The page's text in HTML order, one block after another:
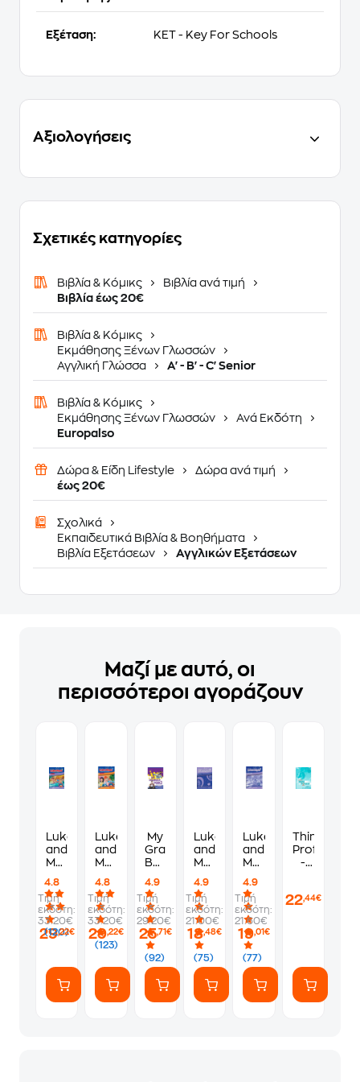
Εξέταση: KET - Key For Schools
Αξιολογήσεις
Σχετικές κατηγορίες
Βιβλία & Κόμικς
Βιβλία ανά τιμή
Βιβλία έως 20€
Βιβλία & Κόμικς
Εκμάθησης Ξένων Γλωσσών
Αγγλική Γλώσσα
A' - B' - C' Senior
Βιβλία & Κόμικς
Εκμάθησης Ξένων Γλωσσών
Ανά Εκδότη
Europalso
Δώρα & Είδη Lifestyle
Δώρα ανά τιμή
έως 20€
Σχολικά
Εκπαιδευτικά Βιβλία & Βοηθήματα
Βιβλία Εξετάσεων
Αγγλικών Εξετάσεων
Μαζί με αυτό, οι
περισσότεροι αγοράζουν
Luke
and
Myla
Student's
Book
4.8
(120)
Τιμή
εκδότη:
33.20€
29,22€
Luke
and
Myla
Student's
Book
4.8
(123)
Τιμή
εκδότη:
33.20€
29,22€
My
Grammar
Book
Student's
Book
4.9
(92)
Τιμή
εκδότη:
29.20€
25,71€
Luke
and
Myla
Companion
4.9
(75)
Τιμή
εκδότη:
21.00€
18,48€
Luke
and
Myla
WorkBook
Student's
Book
4.9
(77)
Τιμή
εκδότη:
21.60€
19,01€
Thinking
Proficiency
-
22,44€